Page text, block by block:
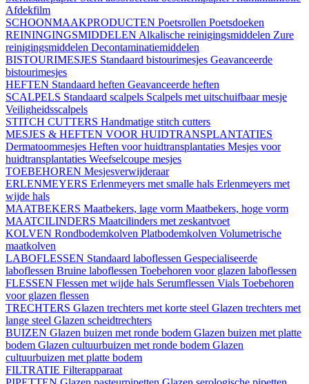
Afdekfilm
SCHOONMAAKPRODUCTEN Poetsrollen Poetsdoeken
REININGINGSMIDDELEN Alkalische reinigingsmiddelen Zure
reinigingsmiddelen Decontaminatiemiddelen
BISTOURIMESJES Standaard bistourimesjes Geavanceerde
bistourimesjes
HEFTEN Standaard heften Geavanceerde heften
SCALPELS Standaard scalpels Scalpels met uitschuifbaar mesje
Veiligheidsscalpels
STITCH CUTTERS Handmatige stitch cutters
MESJES & HEFTEN VOOR HUIDTRANSPLANTATIES
Dermatoommesjes Heften voor huidtransplantaties Mesjes voor
huidtransplantaties Weefselcoupe mesjes
TOEBEHOREN Mesjesverwijderaar
ERLENMEYERS Erlenmeyers met smalle hals Erlenmeyers met
wijde hals
MAATBEKERS Maatbekers, lage vorm Maatbekers, hoge vorm
MAATCILINDERS Maatcilinders met zeskantvoet
KOLVEN Rondbodemkolven Platbodemkolven Volumetrische
maatkolven
LABOFLESSEN Standaard laboflessen Gespecialiseerde
laboflessen Bruine laboflessen Toebehoren voor glazen laboflessen
FLESSEN Flessen met wijde hals Serumflessen Vials Toebehoren
voor glazen flessen
TRECHTERS Glazen trechters met korte steel Glazen trechters met
lange steel Glazen scheidtrechters
BUIZEN Glazen buizen met ronde bodem Glazen buizen met platte
bodem Glazen cultuurbuizen met ronde bodem Glazen
cultuurbuizen met platte bodem
FILTRATIE Filterapparaat